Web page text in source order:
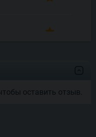
оставить отзыв.